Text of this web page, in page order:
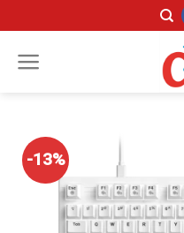
to
content
-13%